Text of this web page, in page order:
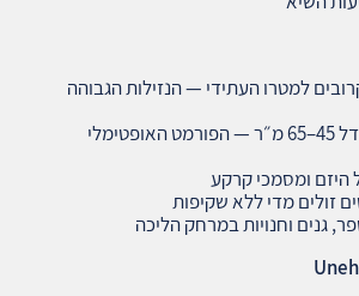
למטרו העתידי — הנזילות הגבוהה
• לשקול דירות בגודל 45–65 מ״ר — הפורמט האופטימלי
היזם ומסמכי קרקע
זולים מדי ללא שקיפות
גנים וחנויות במרחק הליכה